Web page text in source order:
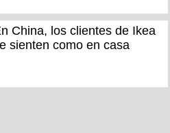
China, los clientes de Ikea
sienten como en casa